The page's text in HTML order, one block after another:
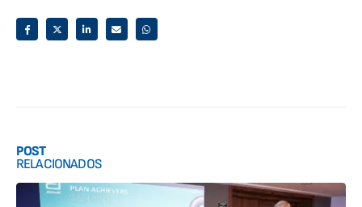
POST
RELACIONADOS